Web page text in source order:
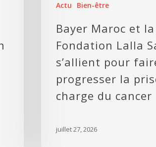
Actu Bien-être
Bayer Maroc et la
Fondation Lalla
s’allient pour
progresser la
charge du cancer
juillet 27, 2026